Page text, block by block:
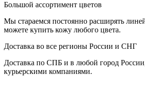
Большой ассортимент цветов
Мы стараемся постоянно расширять
можете купить кожу любого цвета.
Доставка во все регионы России и СНГ
Доставка по СПБ и в любой город
курьерскими компаниями.